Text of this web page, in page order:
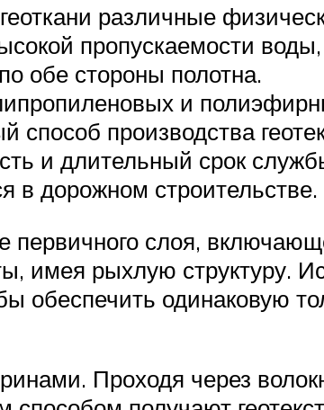
различные
пропускаемости
обе стороны полотна.
и
производства
и длительный срок
в дорожном строительстве.
слоя,
имея рыхлую структуру.
обеспечить одинаковую
Проходя через